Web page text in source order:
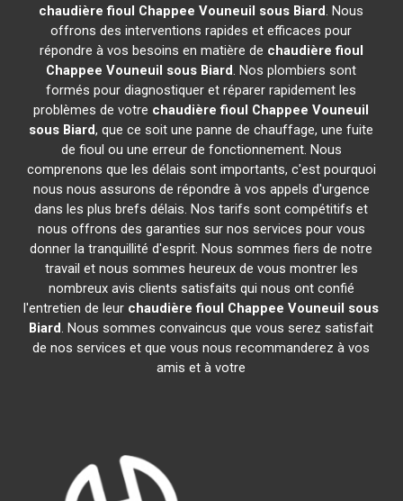
chaudière fioul Chappee Vouneuil sous Biard. Nous
offrons des interventions rapides et efficaces pour
répondre à vos besoins en matière de chaudière fioul
Chappee Vouneuil sous Biard. Nos plombiers sont
formés pour diagnostiquer et réparer rapidement les
problèmes de votre chaudière fioul Chappee Vouneuil
sous Biard, que ce soit une panne de chauffage, une fuite
de fioul ou une erreur de fonctionnement. Nous
comprenons que les délais sont importants, c'est pourquoi
nous nous assurons de répondre à vos appels d'urgence
dans les plus brefs délais. Nos tarifs sont compétitifs et
nous offrons des garanties sur nos services pour vous
donner la tranquillité d'esprit. Nous sommes fiers de notre
travail et nous sommes heureux de vous montrer les
nombreux avis clients satisfaits qui nous ont confié
l'entretien de leur chaudière fioul Chappee Vouneuil sous
Biard. Nous sommes convaincus que vous serez satisfait
de nos services et que vous nous recommanderez à vos
amis et à votre